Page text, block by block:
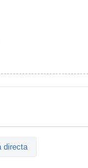
directa